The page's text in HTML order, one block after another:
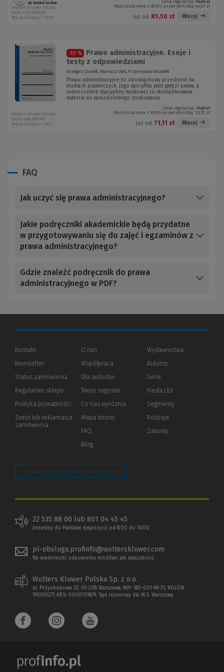
Cena regularna: 95,00 zł
Najniższa cena z 30 dni przed obniżką: 64,61 zł
Już od: 85,50 zł Więcej
Wolters Kluwer Polska
KAM-3733 W04D01
Rok publikacji: 2025
-10 %
Prawo administracyjne. Eseje i
testy z odpowiedziami
Grzegorz Dudek, Mariusz Oleś, Przemysław Wszołek
Prawo administracyjne to obowiązkowy przedmiot na
studiach prawniczych. Jego specyfika jako gałęzi prawa, a
jednocześnie dyscypliny naukowej to skomplikowana
materia do samodzielnego studiowania.
Cena regularna: 79,00 zł
Najniższa cena z 30 dni przed obniżką: 53,72 zł
Już od: 71,11 zł Więcej
Wolters Kluwer Polska
KAM-4686 W01P01
Rok publikacji: 2023
FAQ
Jak uczyć się prawa administracyjnego?
Jakie podręczniki akademickie będą przydatne
w przygotowywaniu się do zajęć i egzaminów z
prawa administracyjnego?
Gdzie znaleźć podręcznik do prawa
administracyjnego w PDF?
Kontakt
Newsletter
Status zamówienia
Regulamin sklepu
Polityka prywatności (Nowe
(Link
innej
Zwrot lub reklamacja
zamówienia
O nas
Współpraca
Dla autorów(Nowe
(Link
innej
strony)
Twoje sugestie
Co nas wyróżnia
Mapa strony
FAQ
Blog
Wydawnictwa
Autorzy
Serie
Hasła LEX
Segmenty
Rodzaje
Zawody
Zarządzaj preferencjami plików cookie
22 535 88 00 lub 801 04 45 45
Jesteśmy do Państwa dyspozycji od 8:00 do 16:00
pl-obsluga.profinfo@wolterskluwer.com
Na wiadomość odpowiemy możliwe jak najszybciej.
Wolters Kluwer Polska Sp. z o.o.
ul. Przyokopowa 33, 01-208 Warszawa; NIP: 583-001-89-31, REGON:
190610277, KRS: 0000709879, Sąd rejonowy dla M.S. Warszawy